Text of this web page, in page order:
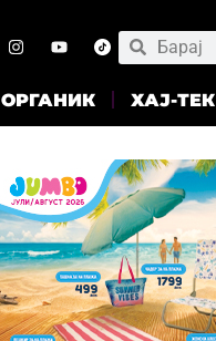
ОРГАНИК ХАЈ-ТЕК